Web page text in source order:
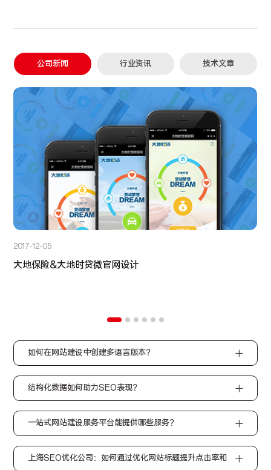
公司新闻 行业资讯 技术文章
2017-12-05
大地保险&大地时贷微官网设计
如何在网站建设中创建多语言版本？
结构化数据如何助力SEO表现？
一站式网站建设服务平台能提供哪些服务？
上海SEO优化公司：如何通过优化网站标题提升点击率和